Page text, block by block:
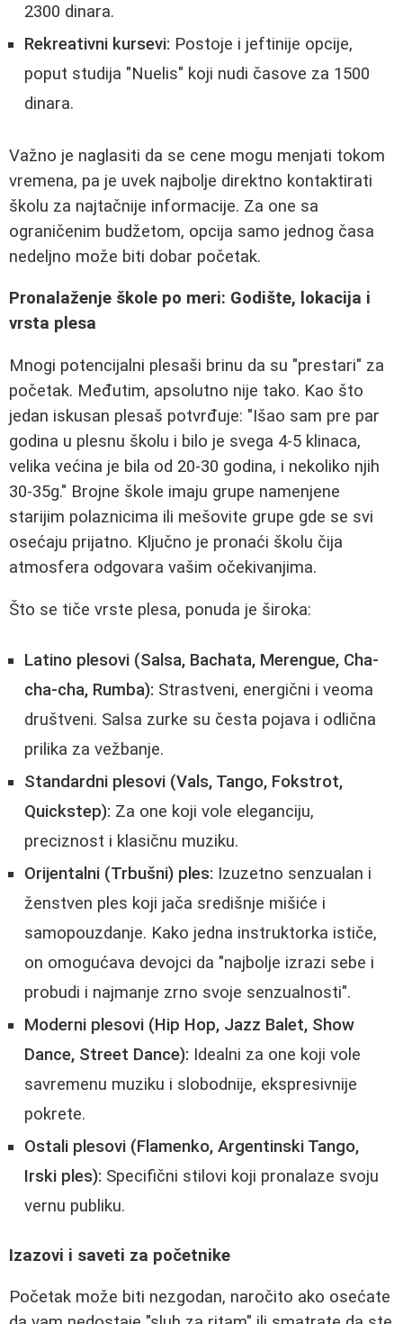
2300 dinara.
Rekreativni kursevi: Postoje i jeftinije opcije,
poput studija "Nuelis" koji nudi časove za 1500
dinara.
Važno je naglasiti da se cene mogu menjati tokom
vremena, pa je uvek najbolje direktno kontaktirati
školu za najtačnije informacije. Za one sa
ograničenim budžetom, opcija samo jednog časa
nedeljno može biti dobar početak.
Pronalaženje škole po meri: Godište, lokacija i
vrsta plesa
Mnogi potencijalni plesaši brinu da su "prestari" za
početak. Međutim, apsolutno nije tako. Kao što
jedan iskusan plesaš potvrđuje: "Išao sam pre par
godina u plesnu školu i bilo je svega 4-5 klinaca,
velika većina je bila od 20-30 godina, i nekoliko njih
30-35g." Brojne škole imaju grupe namenjene
starijim polaznicima ili mešovite grupe gde se svi
osećaju prijatno. Ključno je pronaći školu čija
atmosfera odgovara vašim očekivanjima.
Što se tiče vrste plesa, ponuda je široka:
Latino plesovi (Salsa, Bachata, Merengue, Cha-
cha-cha, Rumba): Strastveni, energični i veoma
društveni. Salsa zurke su česta pojava i odlična
prilika za vežbanje.
Standardni plesovi (Vals, Tango, Fokstrot,
Quickstep): Za one koji vole eleganciju,
preciznost i klasičnu muziku.
Orijentalni (Trbušni) ples: Izuzetno senzualan i
ženstven ples koji jača središnje mišiće i
samopouzdanje. Kako jedna instruktorka ističe,
on omogućava devojci da "najbolje izrazi sebe i
probudi i najmanje zrnо svoje senzualnosti".
Moderni plesovi (Hip Hop, Jazz Balet, Show
Dance, Street Dance): Idealni za one koji vole
savremenu muziku i slobodnije, ekspresivnije
pokrete.
Ostali plesovi (Flamenko, Argentinski Tango,
Irski ples): Specifični stilovi koji pronalaze svoju
vernu publiku.
Izazovi i saveti za početnike
Početak može biti nezgodan, naročito ako osećate